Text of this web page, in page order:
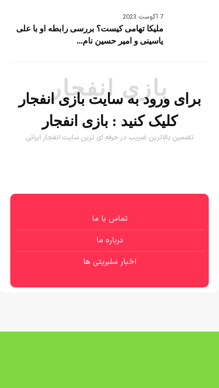
7 آگوست 2023
ملیکا تهامی کیست؟ بررسی رابطه او با علی
یاسینی و امیر حسین نام...
بازی انفجار
برای ورود به سایت بازی انفجار
کلیک کنید : بازی انفجار
تضمین بالاترین ضریب در حرفه ای ترین سایت انفجار ایرانی
تماس با ما
درباره ما
اخبار سلبریتی ها